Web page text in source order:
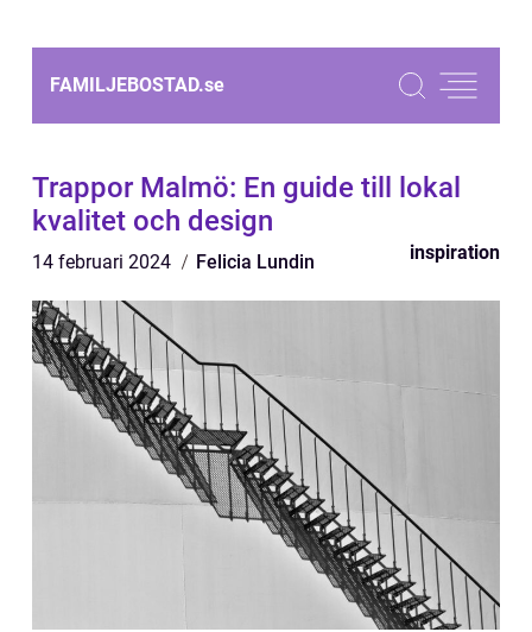
FAMILJEBOSTAD.se
Trappor Malmö: En guide till lokal
kvalitet och design
14 februari 2024 Felicia Lundin inspiration